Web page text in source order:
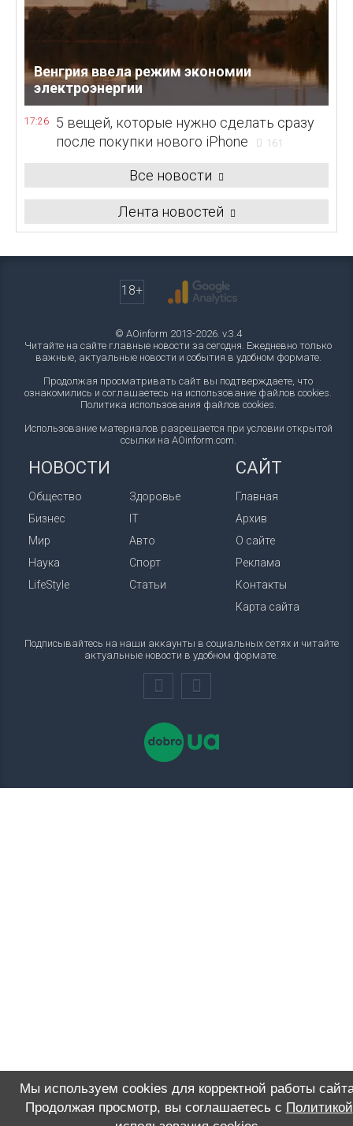
Венгрия ввела режим экономии
электроэнергии
17:26
5 вещей, которые нужно сделать сразу
после покупки нового iPhone
161
Все новости
Лента новостей
18+
© AOinform 2013-2026. v.3.4
Читайте на сайте главные новости за сегодня. Ежедневно только
важные, актуальные новости и события в удобном формате.
Продолжая просматривать сайт вы подтверждаете, что
ознакомились и соглашаетесь на использование файлов cookies.
Политика использования файлов cookies.
Использование материалов разрешается при условии открытой
ссылки на AOinform.com.
НОВОСТИ
Общество
Бизнес
Мир
Наука
LifeStyle
Здоровье
IT
Авто
Спорт
Статьи
САЙТ
Главная
Архив
О сайте
Реклама
Контакты
Карта сайта
Подписывайтесь на наши аккаунты в социальных сетях и читайте
актуальные новости в удобном формате.
Мы используем cookies для корректной работы
Продолжая просмотр, вы соглашаетесь с Политикой